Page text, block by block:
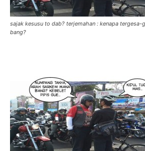
sajak kesusu to dab? terjemahan : kenapa tergesa-
bang?